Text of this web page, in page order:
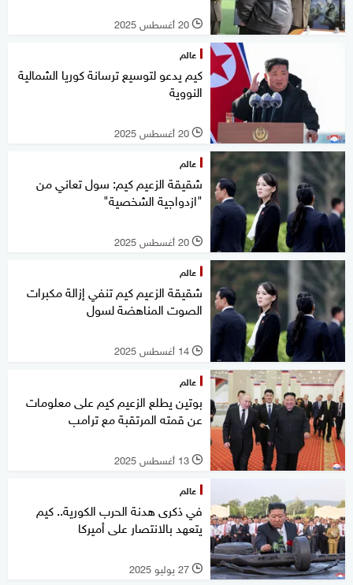
l 20 أغسطس 2025
عالم
كيم يدعو لتوسيع ترسانة كوريا الشمالية
النووية
l 20 أغسطس 2025
عالم
شقيقة الزعيم كيم: سول تعاني من
"ازدواجية الشخصية"
l 20 أغسطس 2025
عالم
شقيقة الزعيم كيم تنفي إزالة مكبرات
الصوت المناهضة لسول
l 14 أغسطس 2025
عالم
بوتين يطلع الزعيم كيم على معلومات
عن قمته المرتقبة مع ترامب
l 13 أغسطس 2025
عالم
في ذكرى هدنة الحرب الكورية.. كيم
يتعهد بالانتصار على أميركا
l 27 يوليو 2025